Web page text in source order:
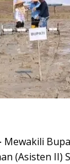
Mewakili
(Asisten